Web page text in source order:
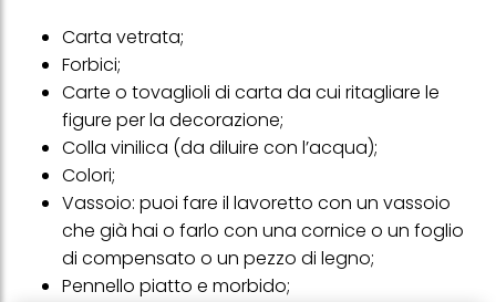
Carta vetrata;
Forbici;
Carte o tovaglioli di carta da cui ritagliare le
figure per la decorazione;
Colla vinilica (da diluire con l’acqua);
Colori;
Vassoio: puoi fare il lavoretto con un vassoio
che già hai o farlo con una cornice o un foglio
di compensato o un pezzo di legno;
Pennello piatto e morbido;